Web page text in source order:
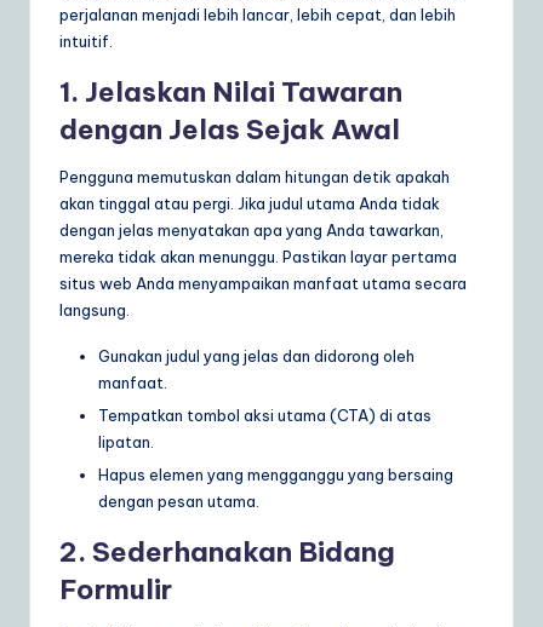
perjalanan menjadi lebih lancar, lebih cepat, dan lebih
intuitif.
1. Jelaskan Nilai Tawaran
dengan Jelas Sejak Awal
Pengguna memutuskan dalam hitungan detik apakah
akan tinggal atau pergi. Jika judul utama Anda tidak
dengan jelas menyatakan apa yang Anda tawarkan,
mereka tidak akan menunggu. Pastikan layar pertama
situs web Anda menyampaikan manfaat utama secara
langsung.
Gunakan judul yang jelas dan didorong oleh
manfaat.
Tempatkan tombol aksi utama (CTA) di atas
lipatan.
Hapus elemen yang mengganggu yang bersaing
dengan pesan utama.
2. Sederhanakan Bidang
Formulir